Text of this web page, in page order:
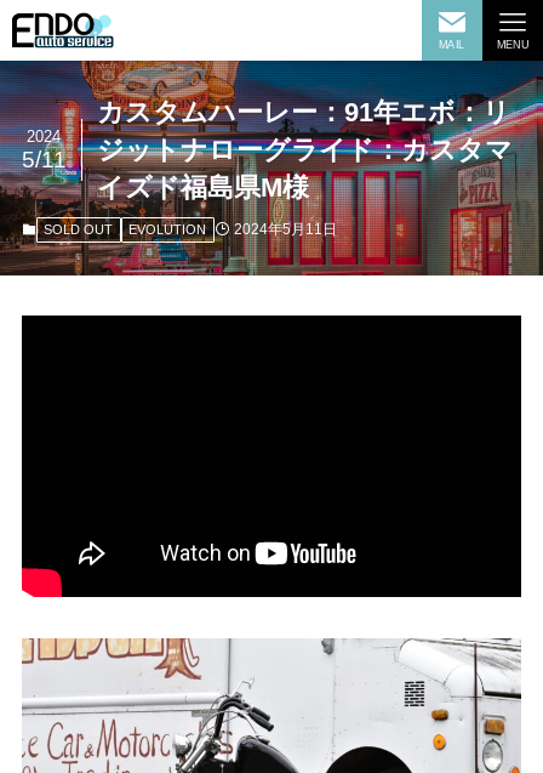
MAIL MENU
カスタムハーレー：91年エボ：リ
ジットナローグライド：カスタマ
イズド福島県M様
2024
5/11
SOLD OUT EVOLUTION 2024年5月11日